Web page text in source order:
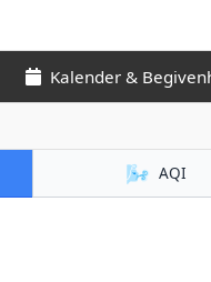
Kalender &
🌬️ AQI